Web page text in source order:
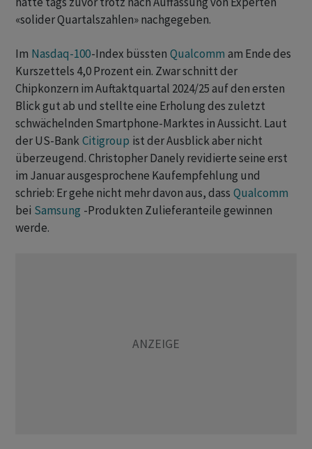
«solider Quartalszahlen» nachgegeben.
Im Nasdaq-100-Index büssten Qualcomm am Ende des
Kurszettels 4,0 Prozent ein. Zwar schnitt der
Chipkonzern im Auftaktquartal 2024/25 auf den ersten
Blick gut ab und stellte eine Erholung des zuletzt
schwächelnden Smartphone-Marktes in Aussicht. Laut
der US-BankCitigroup ist der Ausblick aber nicht
überzeugend. Christopher Danely revidierte seine erst
im Januar ausgesprochene Kaufempfehlung und
schrieb: Er gehe nicht mehr davon aus, dass Qualcomm
bei Samsung -Produkten Zulieferanteile gewinnen
werde.